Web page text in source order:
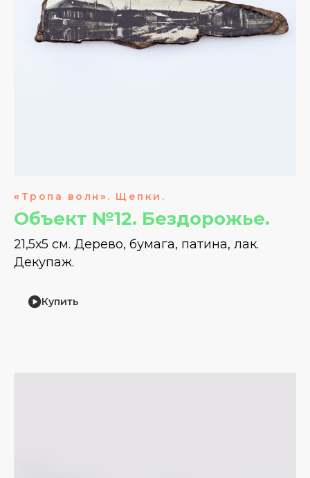
« Тропа волн » . Щепки.
Объект №12. Бездорожье.
21,5х5 см. Дерево, бумага, патина, лак.
Декупаж.
Купить